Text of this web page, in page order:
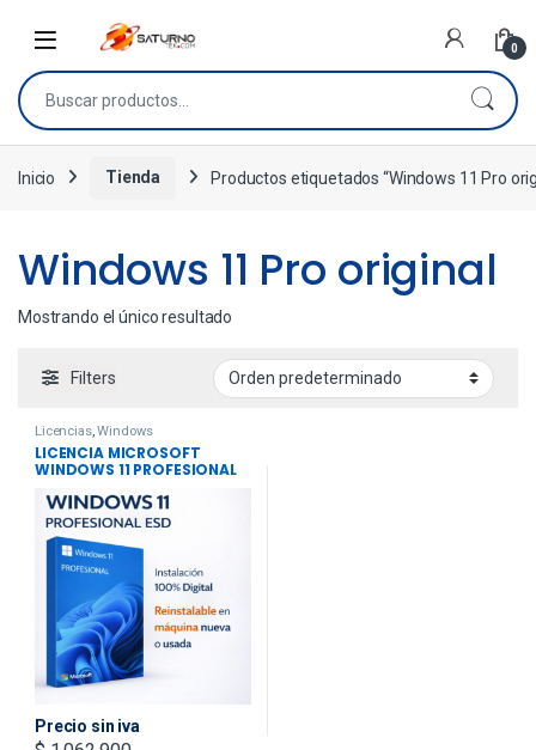
0
Inicio Tienda Productos etiquetados “Windows 11 Pro
Windows 11 Pro original
Mostrando el único resultado
Filters
Licencias,Windows
LICENCIA MICROSOFT
WINDOWS 11 PROFESIONAL
REINSTALABLE – MAQUINA
NUEVA O USADA – FQC-
10572 + IVA INCLUIDO
Precio sin iva